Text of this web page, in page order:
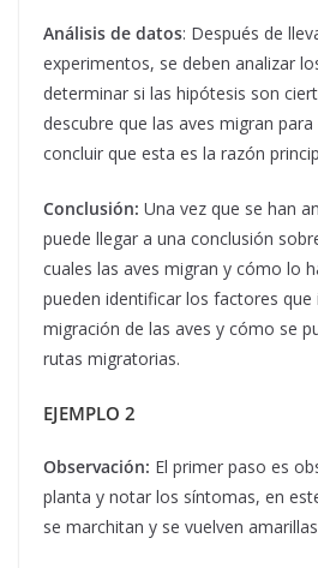
Análisis de datos: Después de
experimentos, se deben analizar
determinar si las hipótesis son
descubre que las aves migran
concluir que esta es la razón
Conclusión: Una vez que se han
puede llegar a una conclusión
cuales las aves migran y cómo lo
pueden identificar los factores que
migración de las aves y cómo se
rutas migratorias.
EJEMPLO 2
Observación: El primer paso es
planta y notar los síntomas, en
se marchitan y se vuelven